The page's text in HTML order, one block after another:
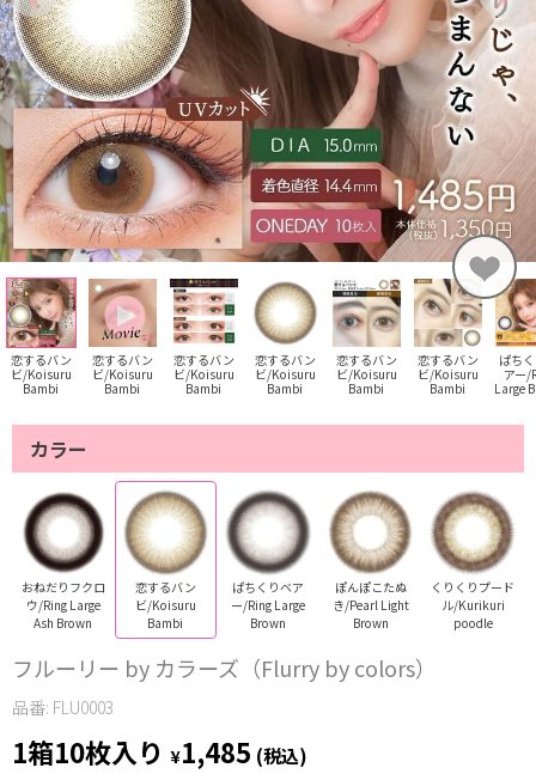
恋するバン
ビ/Koisuru
Bambi
恋するバン
ビ/Koisuru
Bambi
恋するバン
ビ/Koisuru
Bambi
恋するバン
ビ/Koisuru
Bambi
恋するバン
ビ/Koisuru
Bambi
恋するバン
ビ/Koisuru
Bambi
ぱち
アー/
Large
カラー
おねだりフクロ
ウ/Ring Large
Ash Brown
恋するバン
ビ/Koisuru
Bambi
ぱちくりベア
ー/Ring Large
Brown
ぽんぽこたぬ
き/Pearl Light
Brown
くりくりプード
ル/Kurikuri
poodle
フルーリー by カラーズ（Flurry by colors）
品番: FLU0003
1箱10枚入り ¥1,485 (税込)